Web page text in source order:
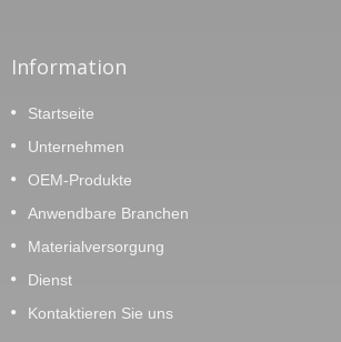
Information
Startseite
Unternehmen
OEM-Produkte
Anwendbare Branchen
Materialversorgung
Dienst
Kontaktieren Sie uns